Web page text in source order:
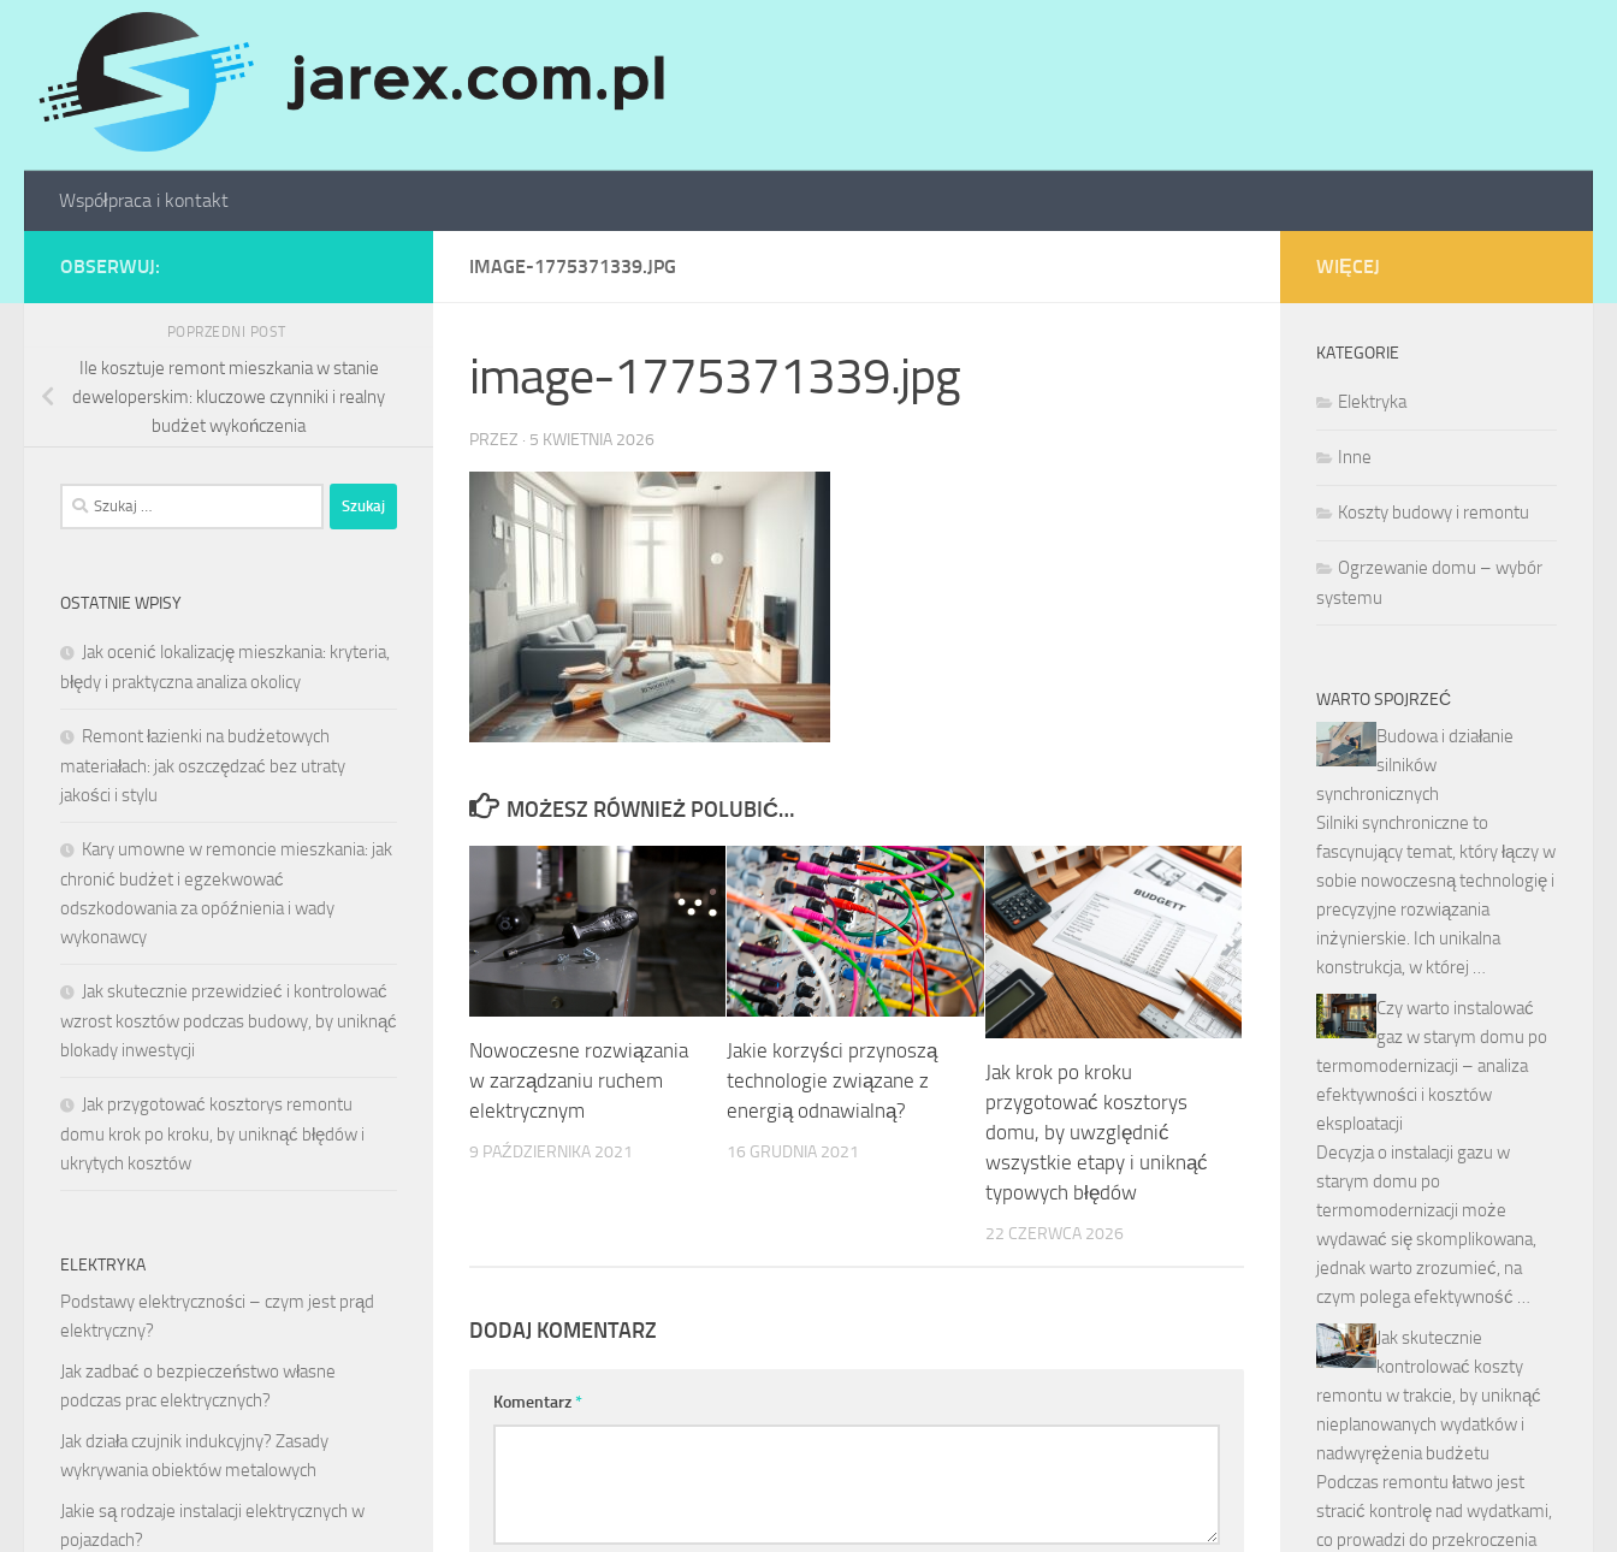
Skip to content
Współpraca i kontakt
IMAGE-1775371339.JPG
image-1775371339.jpg
PRZEZ · 5 KWIETNIA 2026
MOŻESZ RÓWNIEŻ POLUBIĆ…
Nowoczesne rozwiązania
w zarządzaniu ruchem
elektrycznym
9 PAŹDZIERNIKA 2021
Jakie korzyści przynoszą
technologie związane z
energią odnawialną?
16 GRUDNIA 2021
Jak krok po kroku
przygotować kosztorys
domu, by uwzględnić
wszystkie etapy i uniknąć
typowych błędów
22 CZERWCA 2026
DODAJ KOMENTARZ
Komentarz*
OBSERWUJ:
POPRZEDNI POST
Ile kosztuje remont mieszkania w stanie
deweloperskim: kluczowe czynniki i realny
budżet wykończenia
Szukaj:
OSTATNIE WPISY
Jak ocenić lokalizację mieszkania: kryteria,
błędy i praktyczna analiza okolicy
Remont łazienki na budżetowych
materiałach: jak oszczędzać bez utraty
jakości i stylu
Kary umowne w remoncie mieszkania: jak
chronić budżet i egzekwować
odszkodowania za opóźnienia i wady
wykonawcy
Jak skutecznie przewidzieć i kontrolować
wzrost kosztów podczas budowy, by uniknąć
blokady inwestycji
Jak przygotować kosztorys remontu
domu krok po kroku, by uniknąć błędów i
ukrytych kosztów
ELEKTRYKA
Podstawy elektryczności – czym jest prąd
elektryczny?
Jak zadbać o bezpieczeństwo własne
podczas prac elektrycznych?
Jak działa czujnik indukcyjny? Zasady
wykrywania obiektów metalowych
Jakie są rodzaje instalacji elektrycznych w
pojazdach?
WIĘCEJ
KATEGORIE
Elektryka
Inne
Koszty budowy i remontu
Ogrzewanie domu – wybór
systemu
WARTO SPOJRZEĆ
Budowa i działanie
silników
synchronicznych
Silniki synchroniczne to
fascynujący temat, który łączy w
sobie nowoczesną technologię i
precyzyjne rozwiązania
inżynierskie. Ich unikalna
konstrukcja, w której …
Czy warto instalować
gaz w starym domu po
termomodernizacji – analiza
efektywności i kosztów
eksploatacji
Decyzja o instalacji gazu w
starym domu po
termomodernizacji może
wydawać się skomplikowana,
jednak warto zrozumieć, na
czym polega efektywność …
Jak skutecznie
kontrolować koszty
remontu w trakcie, by uniknąć
nieplanowanych wydatków i
nadwyrężenia budżetu
Podczas remontu łatwo jest
stracić kontrolę nad wydatkami,
co prowadzi do przekroczenia